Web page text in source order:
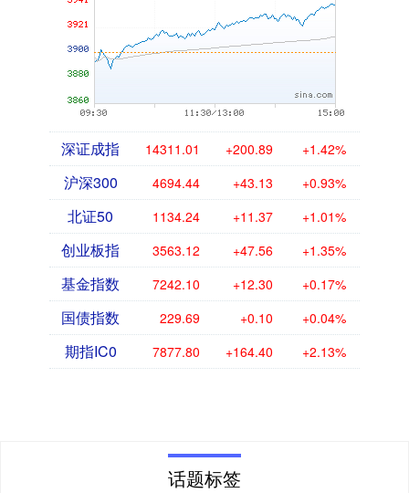
深证成指 14311.01 +200.89 +1.42%
沪深300 4694.44 +43.13 +0.93%
北证50 1134.24 +11.37 +1.01%
创业板指 3563.12 +47.56 +1.35%
基金指数 7242.10 +12.30 +0.17%
国债指数 229.69 +0.10 +0.04%
期指IC0 7877.80 +164.40 +2.13%
话题标签